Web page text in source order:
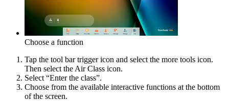
Choose a function
Tap the tool bar trigger icon and select the more tools icon.
Then select the Air Class icon.
Select “Enter the class”.
Choose from the available interactive functions at the bottom
of the screen.